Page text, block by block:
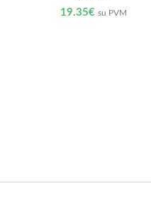
19.35€ su PVM